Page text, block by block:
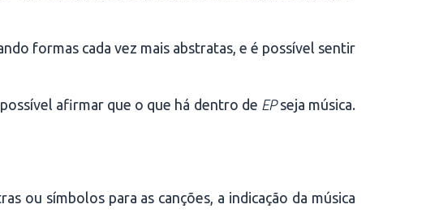
formas cada vez mais abstratas, e é possível sentir
afirmar que o que há dentro de EPseja música.
ou símbolos para as canções, a indicação da música